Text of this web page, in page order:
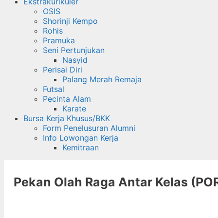
OSIS
Shorinji Kempo
Rohis
Pramuka
Seni Pertunjukan
Nasyid
Perisai Diri
Palang Merah Remaja
Futsal
Pecinta Alam
Karate
Bursa Kerja Khusus/BKK
Form Penelusuran Alumni
Info Lowongan Kerja
Kemitraan
Pekan Olah Raga Antar Kelas